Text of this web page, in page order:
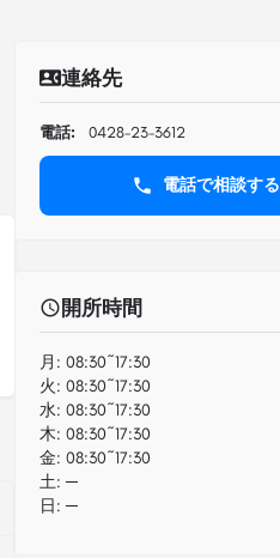
連絡先
電話: 0428-23-3612
電話で相談する
開所時間
月: 08:30~17:30
火: 08:30~17:30
水: 08:30~17:30
木: 08:30~17:30
金: 08:30~17:30
土: ─
日: ─